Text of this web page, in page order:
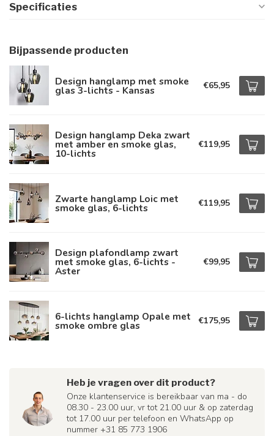
Specificaties
Bijpassende producten
Design hanglamp met smoke
glas 3-lichts - Kansas €65,95
Design hanglamp Deka zwart
met amber en smoke glas,
10-lichts
€119,95
Zwarte hanglamp Loic met
smoke glas, 6-lichts €119,95
Design plafondlamp zwart
met smoke glas, 6-lichts -
Aster
€99,95
6-lichts hanglamp Opale met
smoke ombre glas €175,95
Heb je vragen over dit product?
Onze klantenservice is bereikbaar van ma - do
08.30 - 23.00 uur, vr tot 21.00 uur & op zaterdag
tot 17.00 uur per telefoon en WhatsApp op
nummer +31 85 773 1906